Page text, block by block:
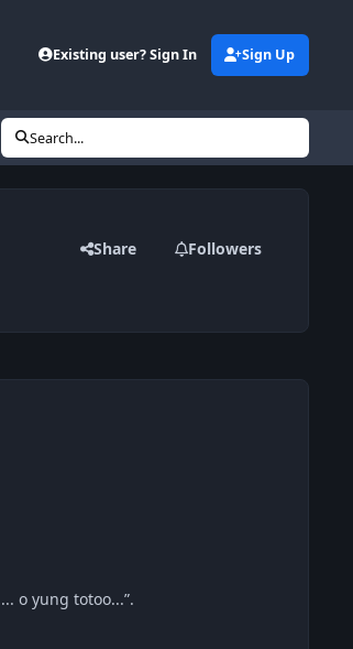
Existing user? Sign In Sign Up
Search...
Share Followers
o yung totoo...”.